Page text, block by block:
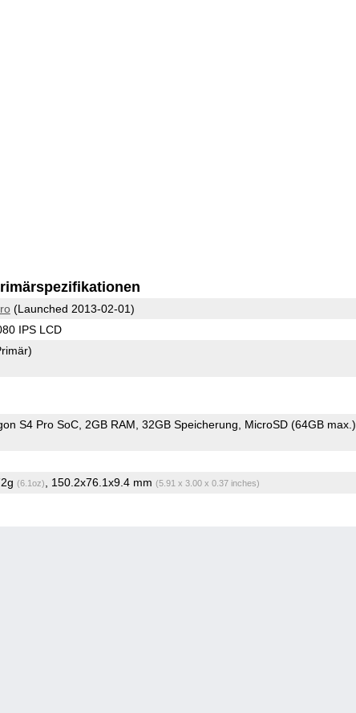
(Launched 2013-02-01)
IPS LCD
S4 Pro SoC 2GB RAM 32GB Speicherung MicroSD (64GB max.)
(6.1oz) , 150.2x76.1x9.4 mm (5.91 x 3.00 x 0.37 inches)